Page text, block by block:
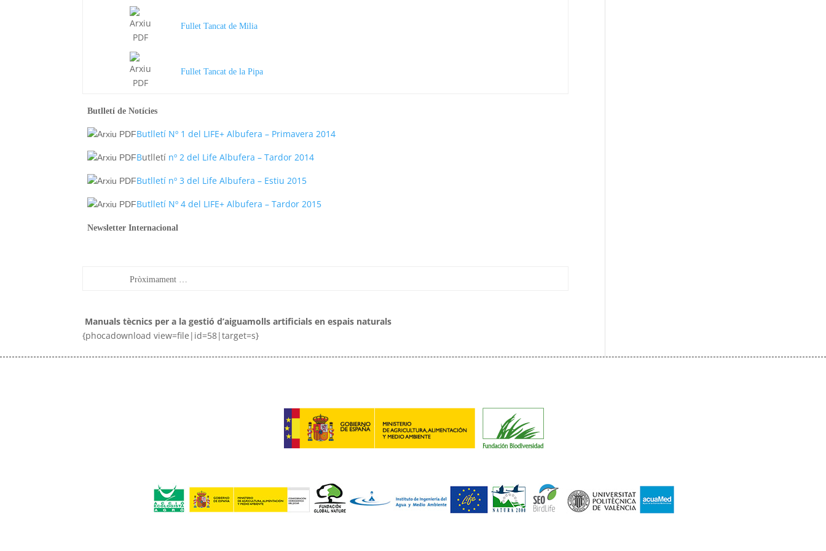
Fullet Tancat de Milia
Fullet Tancat de la Pipa
Butlletí de Notícies
Butlletí Nº 1 del LIFE+ Albufera – Primavera 2014
Butlletí nº 2 del Life Albufera – Tardor 2014
Butlletí nº 3 del Life Albufera – Estiu 201 5
Butlletí Nº 4 del LIFE+ Albufera – Tardor 2015
Newsletter Internacional
Pròximament …
Manuals tècnics per a la gestió d’aiguamolls artificials en espais naturals
{phocadownload view=file|id=58|target=s}